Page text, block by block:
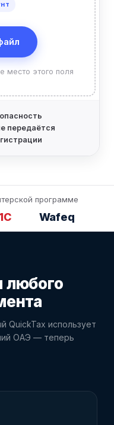
место этого поля
передаётся
программе
Wafeq
любого
QuickTax использует
ОАЭ — теперь